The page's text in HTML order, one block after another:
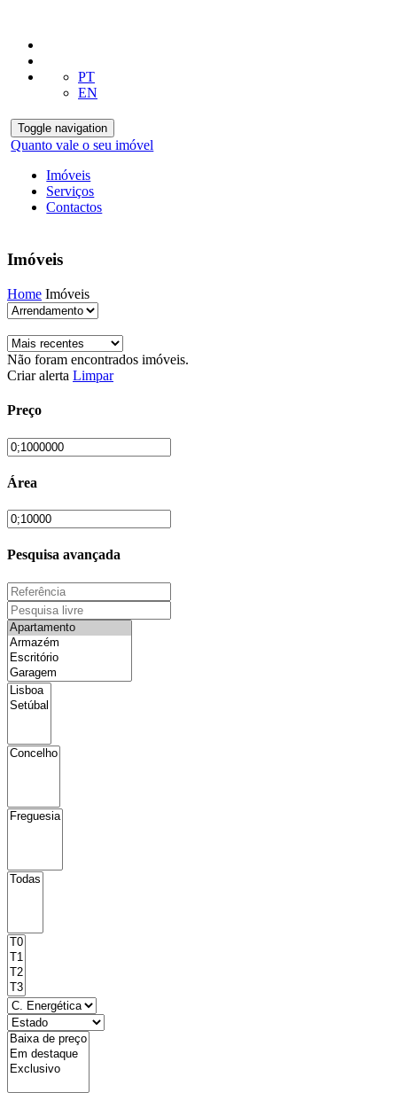
PT
EN
Toggle navigation
Quanto vale o seu imóvel
Imóveis
Serviços
Contactos
Imóveis
Home Imóveis
Não foram encontrados imóveis.
Criar alerta Limpar
Preço
Área
Pesquisa avançada